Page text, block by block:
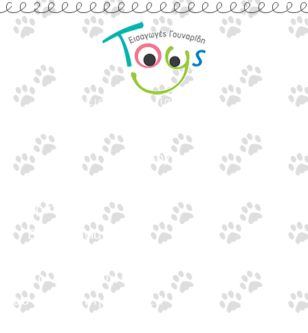
Εισαγωγές Παιχνιδιών
Αρχική
Τράπεζες
Επικοινωνία
Ιωνος Δραγούμη 14
Θεσσαλονίκη · 54624